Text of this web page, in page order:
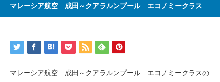
マレーシア航空 成田～クアラルンプール エコノミークラス
マレーシア航空 成田～クアラルンプール エコノミークラスの